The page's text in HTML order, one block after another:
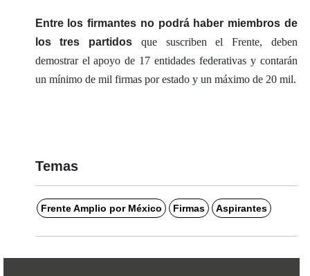
Entre los firmantes no podrá haber miembros de
los tres partidos que suscriben el Frente, deben
demostrar el apoyo de 17 entidades federativas y contarán
un mínimo de mil firmas por estado y un máximo de 20 mil.
Temas
Frente Amplio por México Firmas Aspirantes